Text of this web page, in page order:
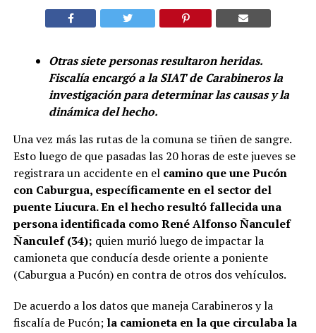
Otras siete personas resultaron heridas.
Fiscalía encargó a la SIAT de Carabineros la
investigación para determinar las causas y la
dinámica del hecho.
Una vez más las rutas de la comuna se tiñen de sangre.
Esto luego de que pasadas las 20 horas de este jueves se
registrara un accidente en el camino que une Pucón
con Caburgua, específicamente en el sector del
puente Liucura. En el hecho resultó fallecida una
persona identificada como René Alfonso Ñanculef
Ñanculef (34); quien murió luego de impactar la
camioneta que conducía desde oriente a poniente
(Caburgua a Pucón) en contra de otros dos vehículos.
De acuerdo a los datos que maneja Carabineros y la
fiscalía de Pucón;la camioneta en la que circulaba la